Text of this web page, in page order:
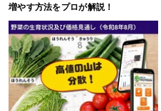
増やす方法をプロが解説！